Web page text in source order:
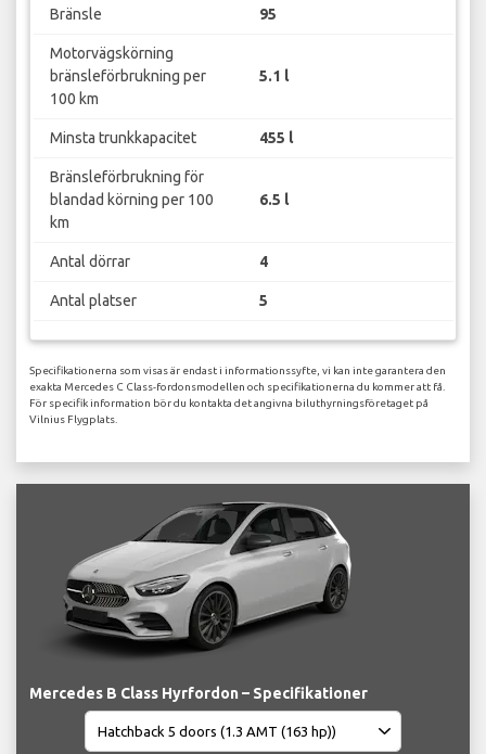
Bränsle 95
Motorvägskörning
bränsleförbrukning per
100 km
5.1 l
Minsta trunkkapacitet 455 l
Bränsleförbrukning för
blandad körning per 100
km
6.5 l
Antal dörrar 4
Antal platser 5
Specifikationerna som visas är endast i informationssyfte, vi kan inte garantera den
exakta Mercedes C Class-fordonsmodellen och specifikationerna du kommer att få.
För specifik information bör du kontakta det angivna biluthyrningsföretaget på
Vilnius Flygplats.
Mercedes B Class Hyrfordon – Specifikationer